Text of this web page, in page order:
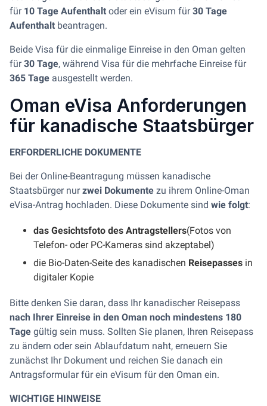
für 10 Tage Aufenthalt oder ein eVisum für30 Tage
Aufenthalt beantragen.
Beide Visa für die einmalige Einreise in den Oman gelten
für30 Tage, während Visa für die mehrfache Einreise für
365 Tage ausgestellt werden.
Oman eVisa Anforderungen
für kanadische Staatsbürger
ERFORDERLICHE DOKUMENTE
Bei der Online-Beantragung müssen kanadische
Staatsbürger nurzwei Dokumente zu ihrem Online-Oman
eVisa-Antrag hochladen. Diese Dokumente sind wie folgt:
das Gesichtsfoto des Antragstellers(Fotos von
Telefon- oder PC-Kameras sind akzeptabel)
die Bio-Daten-Seite des kanadischen Reisepasses in
digitaler Kopie
Bitte denken Sie daran, dass Ihr kanadischer Reisepass
nach Ihrer Einreise in den Oman noch mindestens 180
Tage gültig sein muss. Sollten Sie planen, Ihren Reisepass
zu ändern oder sein Ablaufdatum naht, erneuern Sie
zunächst Ihr Dokument und reichen Sie danach ein
Antragsformular für ein eVisum für den Oman ein.
WICHTIGE HINWEISE